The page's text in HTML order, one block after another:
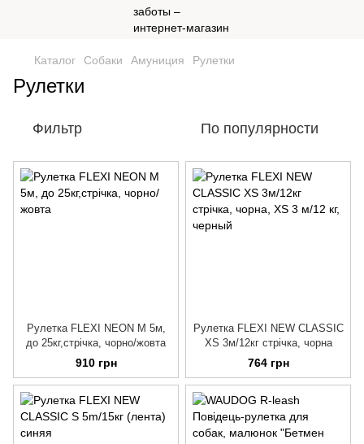
Каталог Собаки Амуниция Рулетки
Рулетки
Фильтр По популярности
Рулетка FLEXI NEON M 5м,
до 25кг,стрічка, чорно/жовта
910 грн
Рулетка FLEXI NEW CLASSIC
XS 3м/12кг стрічка, чорна
764 грн